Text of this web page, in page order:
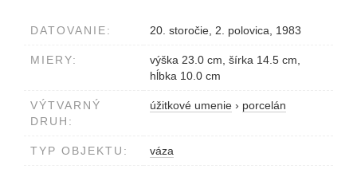
DATOVANIE: 20. storočie, 2. polovica, 1983
MIERY:
výška 23.0 cm, šírka 14.5 cm,
hĺbka 10.0 cm
VÝTVARNÝ
DRUH:
úžitkové umenie › porcelán
TYP OBJEKTU: váza